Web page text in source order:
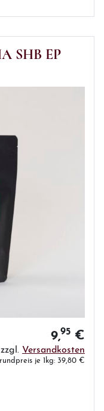
SHB EP
9,95 €
Versandkosten
je 1kg: 39,80 €